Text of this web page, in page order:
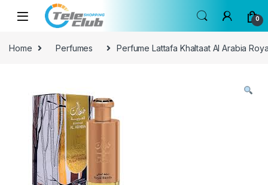
Skip to navigation
Skip to content
0
Home Perfumes Perfume Lattafa Khaltaat Al Arabia